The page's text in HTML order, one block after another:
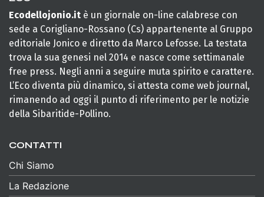
Ecodellojonio.it è un giornale on-line calabrese con
sede a Corigliano-Rossano (Cs) appartenente al Gruppo
editoriale Jonico e diretto da Marco Lefosse. La testata
trova la sua genesi nel 2014 e nasce come settimanale
free press. Negli anni a seguire muta spirito e carattere.
L’Eco diventa più dinamico, si attesta come web journal,
rimanendo ad oggi il punto di riferimento per le notizie
della Sibaritide-Pollino.
CONTATTI
Chi Siamo
La Redazione